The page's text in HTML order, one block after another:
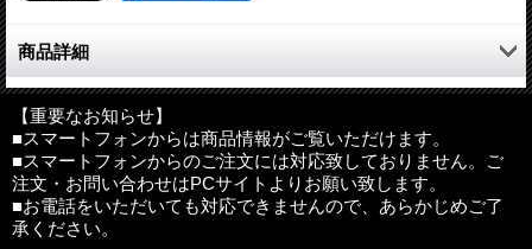
商品詳細
結婚の神秘に関わるすべての司祭、カテキスタに。
聖職者、修道者、教会共同体そして教会法務担当者にとって婚姻
訴訟という教会の救いの手立てをますます有益かつ的確に用いる
ための実務マニュアル。
●目次
はじめに
【重要なお知らせ】
■スマートフォンからは商品情報がご覧いただけます。
■スマートフォンからのご注文には対応致しておりません。ご
注文・お問い合わせはPCサイトよりお願い致します。
■お電話をいただいても対応できませんので、あらかじめご了
承ください。